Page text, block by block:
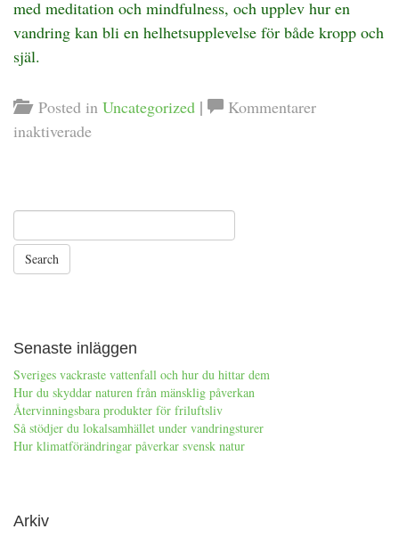
med meditation och mindfulness, och upplev hur en
vandring kan bli en helhetsupplevelse för både kropp och
själ.
Posted in Uncategorized |
Kommentarer
inaktiveradeför
Senaste inläggen
Sveriges vackraste vattenfall och hur du hittar dem
Hur du skyddar naturen från mänsklig påverkan
Återvinningsbara produkter för friluftsliv
Så stödjer du lokalsamhället under vandringsturer
Hur klimatförändringar påverkar svensk natur
Arkiv